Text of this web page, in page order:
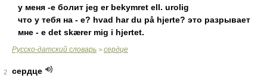
у меня -e болит jeg er bekymret ell. urolig
что у тебя на - е? hvad har du på hjerte? это разрывает
мне - е det skærer mig i hjertet.
Русско-датский словарь > сердце
2
сердце